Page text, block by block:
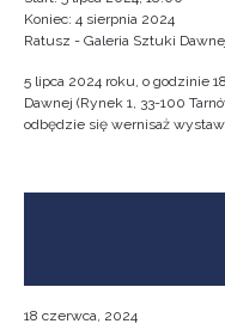
Koniec: 4 sierpnia 2024
Ratusz - Galeria Sztuki
5 lipca 2024 roku, o godzinie
Dawnej (Rynek 1, 33-100
odbędzie się wernisaż
18 czerwca, 2024